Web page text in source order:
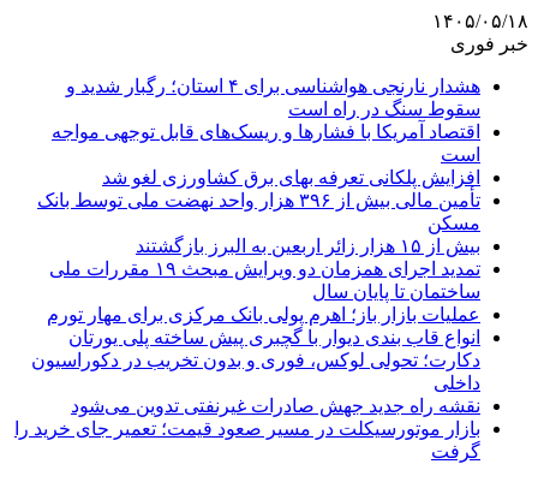
۱۴۰۵/۰۵/۱۸
خبر فوری
هشدار نارنجی هواشناسی برای ۴ استان؛ رگبار شدید و
سقوط سنگ در راه است
اقتصاد آمریکا با فشارها و ریسک‌های قابل توجهی مواجه
است
افزایش پلکانی تعرفه بهای برق کشاورزی لغو شد
تأمین مالی بیش از ۳۹۶ هزار واحد نهضت ملی توسط بانک
مسکن
بیش از ۱۵ هزار زائر اربعین به البرز بازگشتند
تمدید اجرای همزمان دو ویرایش مبحث ۱۹ مقررات ملی
ساختمان تا پایان سال
عملیات بازار باز؛ اهرم پولی بانک مرکزی برای مهار تورم
انواع قاب بندی دیوار با گچبری پیش ساخته پلی یورتان
دکارت؛ تحولی لوکس، فوری و بدون تخریب در دکوراسیون
داخلی
نقشه راه جدید جهش صادرات غیرنفتی تدوین می‌شود
بازار موتورسیکلت در مسیر صعود قیمت؛ تعمیر جای خرید را
گرفت